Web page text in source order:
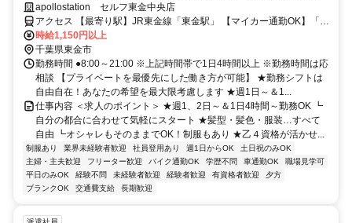
｜髪型、髪色自由｜セルフ式だから給油業務はナシ
apollostation セルフ東金中央店
アクセス 【最寄り駅】JR東金線「東金駅」 【マイカー通勤OK】「豊
海県道入口」交差点スグ ◎駐車場あり
時給1,150円以上
千葉県東金市
勤務時間 ●8:00～21:00 ※上記時間帯で1日4時間以上 ※勤務時間は応
相談 【プライベートを最優先にした働き方が可能】 ★勤務シフトは
自由自在！あなたの希望を最大限考慮します ★週1日～＆1...
仕事内容 ＜求人のポイント＞ ★週1、2日～＆1日4時間～勤務OK ┗
自分の都合に合わせて気軽にスタート ★髪型・髪色・服装…すべて
自由 ┗オシャレもそのままでOK！制服もあり ★乙４資格が活かせ...
制服あり 業界未経験者歓迎 社員登用あり 週1日からOK
土日祝のみOK
主婦・主夫歓迎
フリーター歓迎 バイク通勤OK 学歴不問 車通勤OK
職場見学可
平日のみOK
経験不問 未経験者歓迎 経験者歓迎 有資格者歓迎
夕方
ブランクOK
交通費支給 長期歓迎